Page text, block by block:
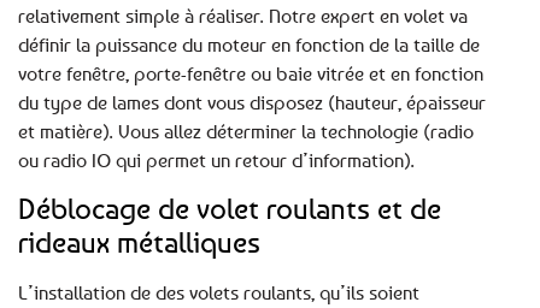
relativement simple à réaliser. Notre expert en volet va
définir la puissance du moteur en fonction de la taille de
votre fenêtre, porte-fenêtre ou baie vitrée et en fonction
du type de lames dont vous disposez (hauteur, épaisseur
et matière). Vous allez déterminer la technologie (radio
ou radio IO qui permet un retour d’information).
Déblocage de volet roulants et de
rideaux métalliques
L’installation de des volets roulants, qu’ils soient